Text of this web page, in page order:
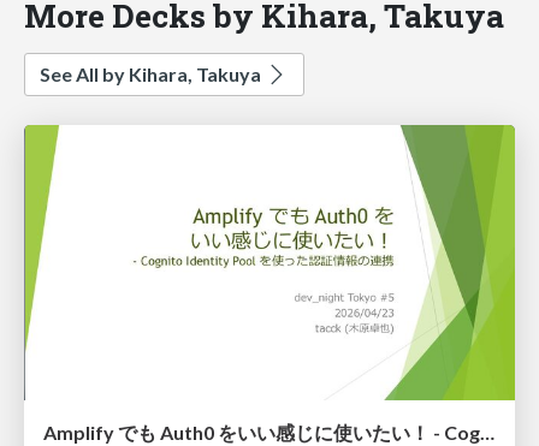
More Decks by Kihara, Takuya
See All by Kihara, Takuya
Amplify でも Auth0 をいい感じに使いたい！ - Cognito Identity Pool を使った認証情報の連携 #auth0